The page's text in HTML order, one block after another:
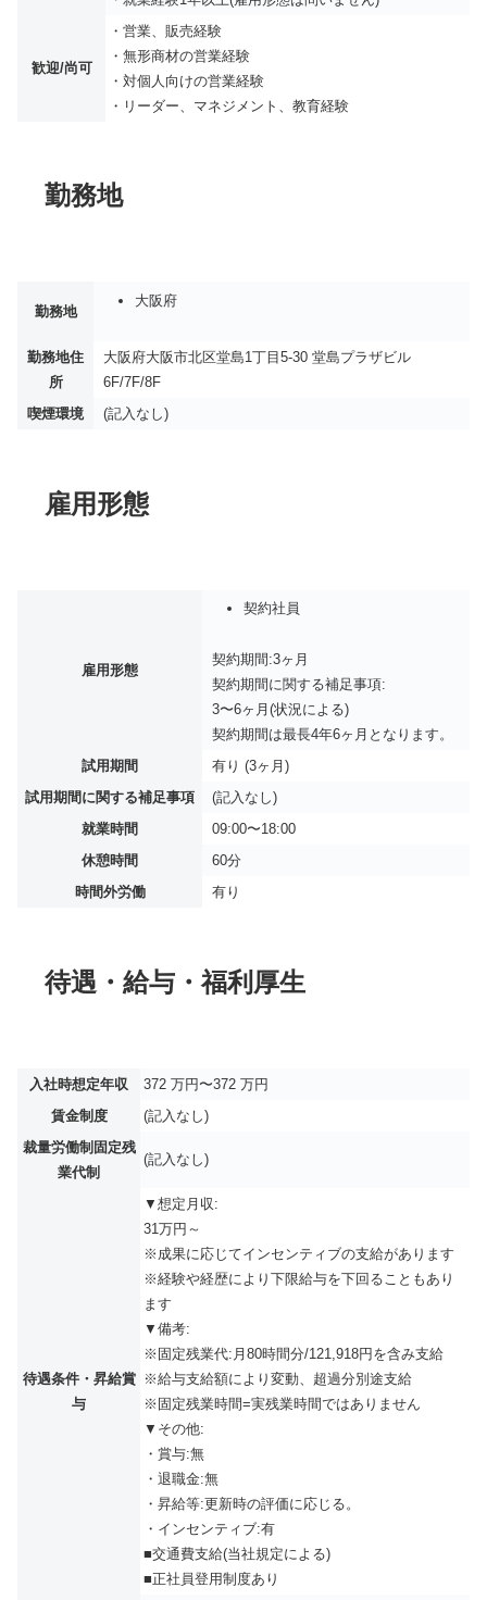
歓迎/尚可
・営業、販売経験
・無形商材の営業経験
・対個人向けの営業経験
・リーダー、マネジメント、教育経験
勤務地
勤務地
大阪府
勤務地住
所
大阪府大阪市北区堂島1丁目5-30 堂島プラザビル
6F/7F/8F
喫煙環境
(記入なし)
雇用形態
雇用形態
契約社員
契約期間:3ヶ月
契約期間に関する補足事項:
3〜6ヶ月(状況による)
契約期間は最長4年6ヶ月となります。
試用期間
有り (3ヶ月)
試用期間に関する補足事項
(記入なし)
就業時間
09:00〜18:00
休憩時間
60分
時間外労働
有り
待遇・給与・福利厚生
入社時想定年収
372 万円〜372 万円
賃金制度
(記入なし)
裁量労働制固定残
業代制
(記入なし)
待遇条件・昇給賞
与
▼想定月収:
31万円～
※成果に応じてインセンティブの支給があります
※経験や経歴により下限給与を下回ることもあり
ます
▼備考:
※固定残業代:月80時間分/121,918円を含み支給
※給与支給額により変動、超過分別途支給
※固定残業時間=実残業時間ではありません
▼その他:
・賞与:無
・退職金:無
・昇給等:更新時の評価に応じる。
・インセンティブ:有
■交通費支給(当社規定による)
■正社員登用制度あり